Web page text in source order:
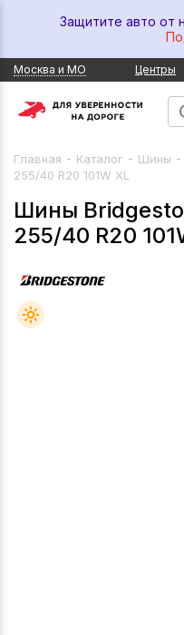
Защитите авто от
Москва и МО Центры
Главная - Каталог - Шины -
255/40 R20 101W XL
Шины
255/40 R20